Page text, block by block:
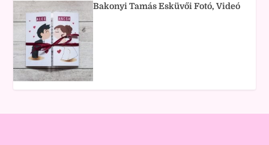
Bakonyi Tamás Esküvői Fotó, Videó